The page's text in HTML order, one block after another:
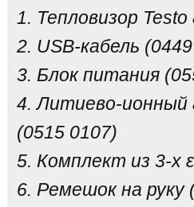
1. Тепловизор Testo
2. USB-кабель
3. Блок питания
4. Литиево-ионный
(0515 0107)
5. Комплект из 3-x
6. Ремешок на руку